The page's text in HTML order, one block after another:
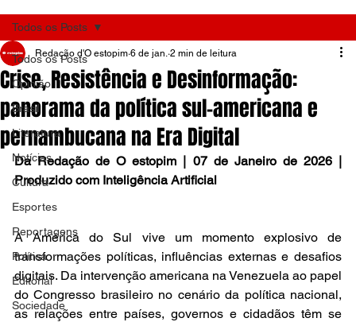
Todos os Posts
Opinião
Brasil
Literatura
Notícias
Cultura
Esportes
Reportagens
Política
Editorial
Sociedade
Todos os Posts
Crise, Resistência e Desinformação:
panorama da política sul-americana e
pernambucana na Era Digital
Redação d'O estopim 6 de jan. 2 min de leitura
Da Redação de O estopim | 07 de Janeiro de 2026 |
Produzido com Inteligência Artificial
A América do Sul vive um momento explosivo de
transformações políticas, influências externas e desafios
digitais. Da intervenção americana na Venezuela ao papel
do Congresso brasileiro no cenário da política nacional,
as relações entre países, governos e cidadãos têm se